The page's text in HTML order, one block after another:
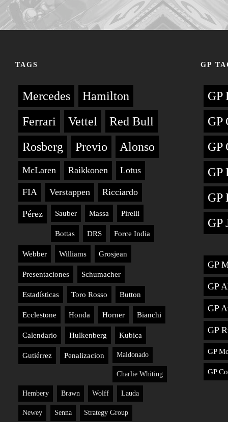
TAGS
Mercedes
Hamilton
Ferrari
Vettel
Red Bull
Rosberg
Previo Alonso
McLaren Raikkonen Lotus
FIA Verstappen Ricciardo
Pérez Sauber Massa Pirelli
Bottas DRS Force India
Webber Williams Grosjean
Presentaciones Schumacher
Estadísticas Toro Rosso Button
Ecclestone Honda Horner Bianchi
Calendario Hulkenberg Kubica
Gutiérrez Penalizacion Maldonado
Charlie Whiting
Hembery Brawn Wolff Lauda
Newey Senna Strategy Group
GP
GP
GP
GP
GP
GP
GP
GP
GP
GP
GP
GP
GP